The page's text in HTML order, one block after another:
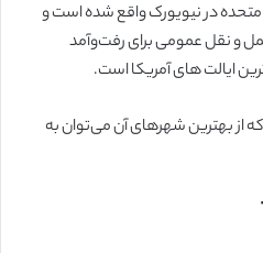
متحده در نیویورک واقع شده است و
و نقل عمومی برای رفت‌وآمد
ایالت های آمریکا است.
۶۲ شهر است که از بهترین شهرهای آن می‌توان به